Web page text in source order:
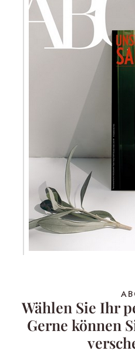
Wählen Sie Ihr
Gerne können